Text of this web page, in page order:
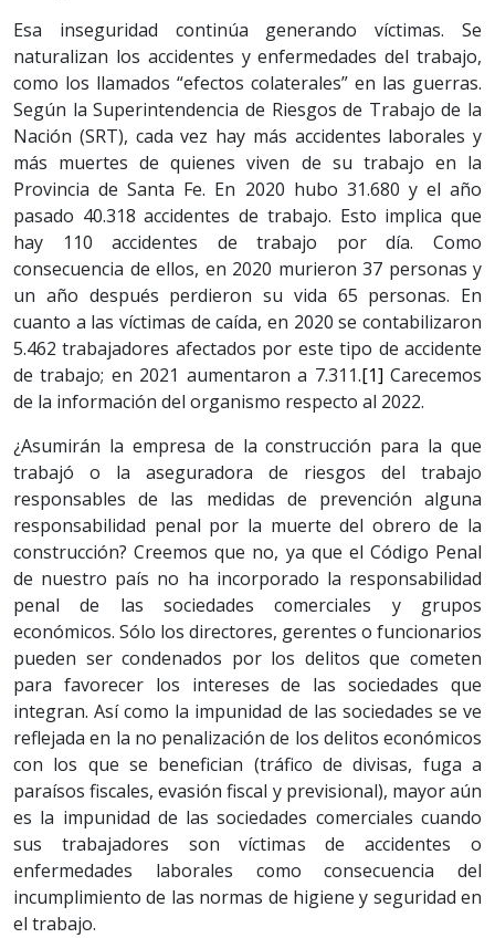
Esa inseguridad continúa generando víctimas. Se
naturalizan los accidentes y enfermedades del trabajo,
como los llamados “efectos colaterales” en las guerras.
Según la Superintendencia de Riesgos de Trabajo de la
Nación (SRT), cada vez hay más accidentes laborales y
más muertes de quienes viven de su trabajo en la
Provincia de Santa Fe. En 2020 hubo 31.680 y el año
pasado 40.318 accidentes de trabajo. Esto implica que
hay 110 accidentes de trabajo por día. Como
consecuencia de ellos, en 2020 murieron 37 personas y
un año después perdieron su vida 65 personas. En
cuanto a las víctimas de caída, en 2020 se contabilizaron
5.462 trabajadores afectados por este tipo de accidente
de trabajo; en 2021 aumentaron a 7.311.[1] Carecemos
de la información del organismo respecto al 2022.
¿Asumirán la empresa de la construcción para la que
trabajó o la aseguradora de riesgos del trabajo
responsables de las medidas de prevención alguna
responsabilidad penal por la muerte del obrero de la
construcción? Creemos que no, ya que el Código Penal
de nuestro país no ha incorporado la responsabilidad
penal de las sociedades comerciales y grupos
económicos. Sólo los directores, gerentes o funcionarios
pueden ser condenados por los delitos que cometen
para favorecer los intereses de las sociedades que
integran. Así como la impunidad de las sociedades se ve
reflejada en la no penalización de los delitos económicos
con los que se benefician (tráfico de divisas, fuga a
paraísos fiscales, evasión fiscal y previsional), mayor aún
es la impunidad de las sociedades comerciales cuando
sus trabajadores son víctimas de accidentes o
enfermedades laborales como consecuencia del
incumplimiento de las normas de higiene y seguridad en
el trabajo.